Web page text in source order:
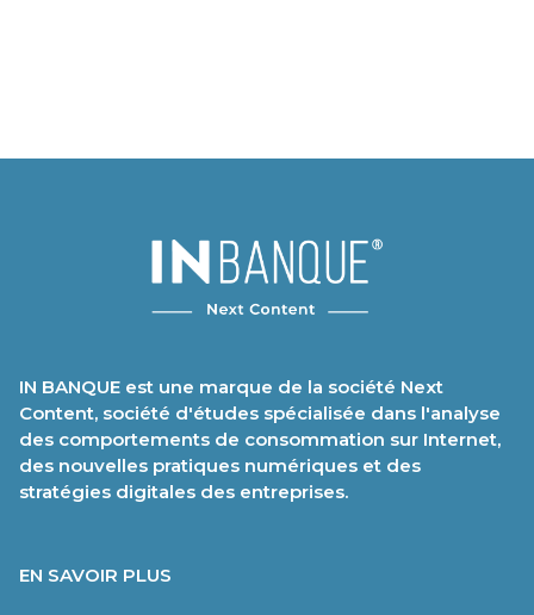
IN BANQUE est une marque de la société Next
Content, société d'études spécialisée dans l'analyse
des comportements de consommation sur Internet,
des nouvelles pratiques numériques et des
stratégies digitales des entreprises.
EN SAVOIR PLUS